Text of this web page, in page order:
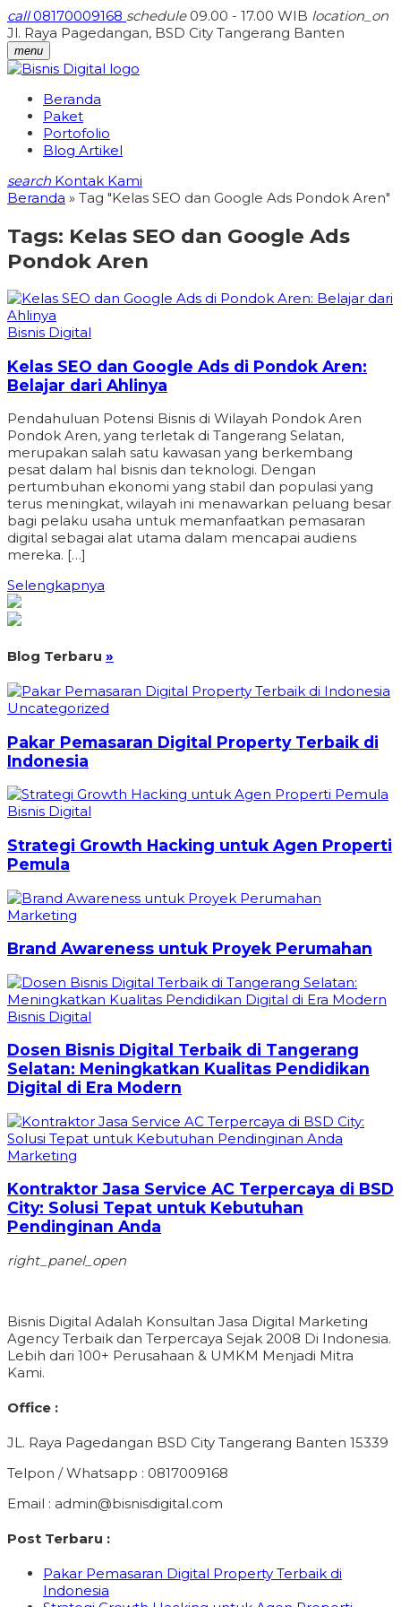
call08170009168 schedule09.00 - 17.00 WIB location_on
Jl. Raya Pagedangan, BSD City Tangerang Banten
menu
Beranda
Paket
Portofolio
Blog Artikel
search Kontak Kami
Beranda » Tag "Kelas SEO dan Google Ads Pondok Aren"
Tags: Kelas SEO dan Google Ads
Pondok Aren
Bisnis Digital
Kelas SEO dan Google Ads di Pondok Aren:
Belajar dari Ahlinya
Pendahuluan Potensi Bisnis di Wilayah Pondok Aren
Pondok Aren, yang terletak di Tangerang Selatan,
merupakan salah satu kawasan yang berkembang
pesat dalam hal bisnis dan teknologi. Dengan
pertumbuhan ekonomi yang stabil dan populasi yang
terus meningkat, wilayah ini menawarkan peluang besar
bagi pelaku usaha untuk memanfaatkan pemasaran
digital sebagai alat utama dalam mencapai audiens
mereka. […]
Selengkapnya
Blog Terbaru »
Uncategorized
Pakar Pemasaran Digital Property Terbaik di
Indonesia
Bisnis Digital
Strategi Growth Hacking untuk Agen Properti
Pemula
Marketing
Brand Awareness untuk Proyek Perumahan
Bisnis Digital
Dosen Bisnis Digital Terbaik di Tangerang
Selatan: Meningkatkan Kualitas Pendidikan
Digital di Era Modern
Marketing
Kontraktor Jasa Service AC Terpercaya di BSD
City: Solusi Tepat untuk Kebutuhan
Pendinginan Anda
right_panel_open
Bisnis Digital Adalah Konsultan Jasa Digital Marketing
Agency Terbaik dan Terpercaya Sejak 2008 Di Indonesia.
Lebih dari 100+ Perusahaan & UMKM Menjadi Mitra
Kami.
Office :
JL. Raya Pagedangan BSD City Tangerang Banten 15339
Telpon / Whatsapp : 0817009168
Email : admin@bisnisdigital.com
Post Terbaru :
Pakar Pemasaran Digital Property Terbaik di
Indonesia